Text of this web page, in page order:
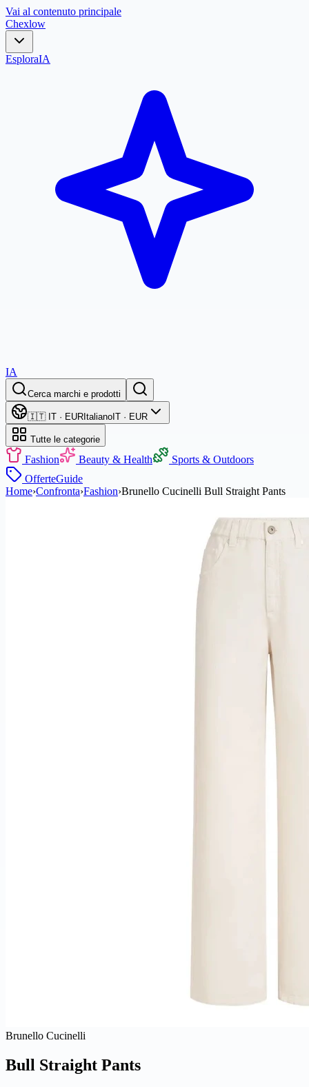
Vai al contenuto principale
Chexlow
EsploraIA
IA
Cerca marchi e prodotti
🇮🇹 IT · EUR Italiano IT · EUR
Tutte le categorie
Fashion Beauty & Health
Sports & Outdoors
OfferteGuide
Home›Confronta›Fashion›Brunello Cucinelli Bull Straight Pants
Brunello Cucinelli
Bull Straight Pants